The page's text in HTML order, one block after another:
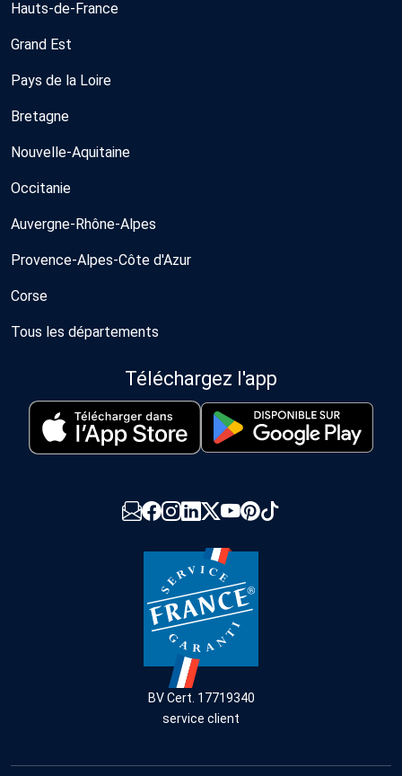
Hauts-de-France
Grand Est
Pays de la Loire
Bretagne
Nouvelle-Aquitaine
Occitanie
Auvergne-Rhône-Alpes
Provence-Alpes-Côte d'Azur
Corse
Tous les départements
Téléchargez l'app
BV Cert. 17719340
service client